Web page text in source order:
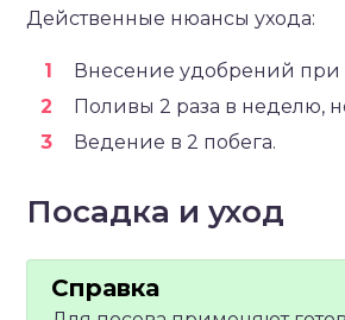
Действенные нюансы ухода:
Внесение удобрений при
Поливы 2 раза в неделю,
Ведение в 2 побега.
Посадка и уход